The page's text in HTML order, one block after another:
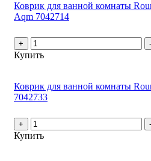
Коврик для ванной комнаты
Aqm 7042714
+ -
Купить
Коврик для ванной комнаты
7042733
+ -
Купить